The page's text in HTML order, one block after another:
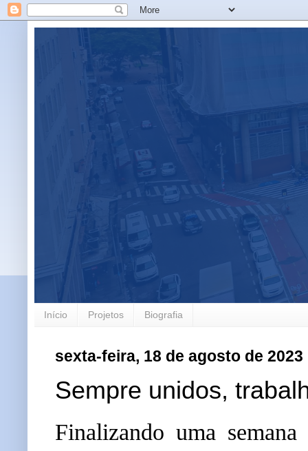
Início Projetos Biografia
sexta-feira, 18 de agosto de 2023
Sempre unidos,
Finalizando uma